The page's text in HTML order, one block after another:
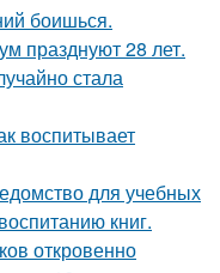
боишься.
празднуют 28 лет.
стала
воспитывает
для учебных
книг.
откровенно